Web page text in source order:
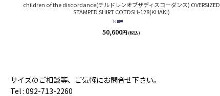
children of the discordance(チルドレンオブザディスコーダンス) OVERSIZED
STAMPED SHIRT COTDSH-128(KHAKI)
50,600円(税込)
サイズのご相談等、ご気軽にお問合せ下さい。
Tel : 092-713-2260